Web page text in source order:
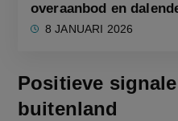
overaanbod en
8 JANUARI 2026
Positieve
buitenland